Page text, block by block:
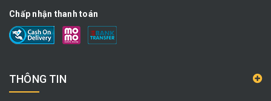
Chấp nhận thanh toán
THÔNG TIN